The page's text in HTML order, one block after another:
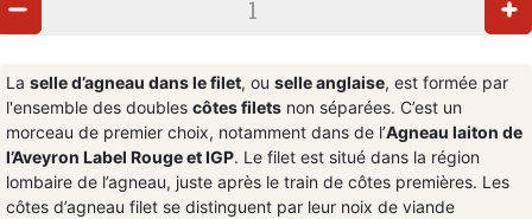
La selle d’agneau dans le filet, ou selle anglaise, est formée par
l'ensemble des doubles côtes filets non séparées. C’est un
morceau de premier choix, notamment dans de l’Agneau laiton de
l’Aveyron Label Rouge et IGP. Le filet est situé dans la région
lombaire de l’agneau, juste après le train de côtes premières. Les
côtes d’agneau filet se distinguent par leur noix de viande